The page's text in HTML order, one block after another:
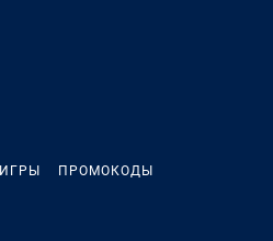
ИГРЫ ПРОМОКОДЫ